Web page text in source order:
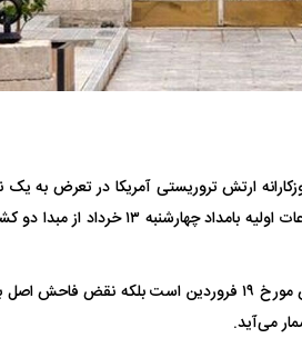
ارتش تروریستی آمریکا در تعرض به
حمله به یک دکل مخابراتی در جزیره قشم، که در
این اقدامات تجاوزکارانه نه تنها نقض تفاهم آتش‌بس مورخ ۱۹
رفت
امضای قرارداد